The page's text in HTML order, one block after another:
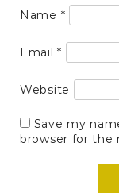
Name *
Email*
Website
Save my
browser for the